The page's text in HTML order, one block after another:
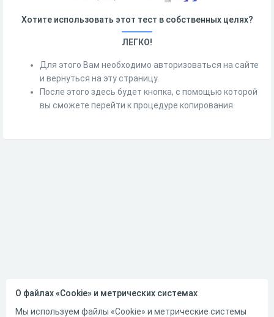
Хотите использовать этот тест в собственных целях?
ЛЕГКО!
Для этого Вам необходимо авторизоваться на сайте
и вернуться на эту страницу.
После этого здесь будет кнопка, с помощью которой
вы сможете перейти к процедуре копирования.
О файлах «Cookie» и метрических системах
Мы используем файлы «Cookie» и метрические системы